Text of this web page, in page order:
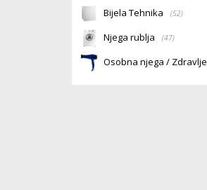
Bijela Tehnika (52)
Njega rublja (47)
Osobna njega / Zdravlje